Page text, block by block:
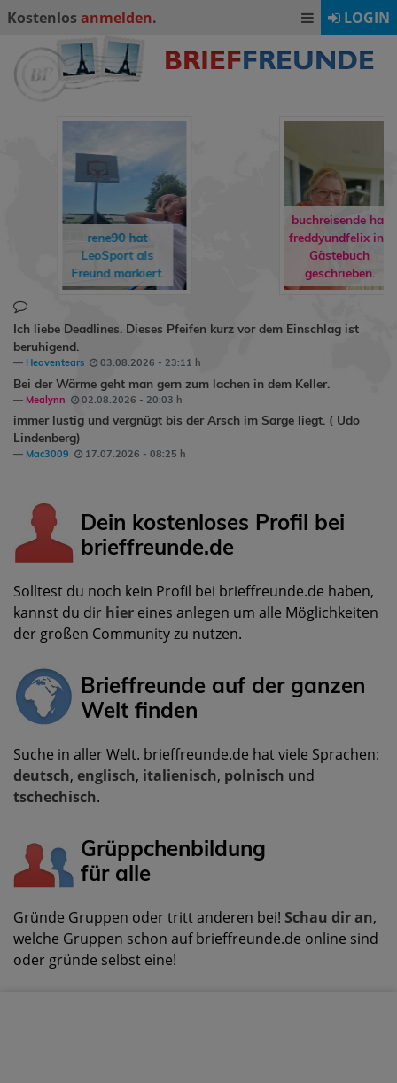
Kostenlos anmelden. LOGIN
rene90hat
LeoSportals
Freund markiert.
buchreisende hat
freddyundfelix ins
Gästebuch
geschrieben.
Ich liebe Deadlines. Dieses Pfeifen kurz vor dem Einschlag ist
beruhigend.
Heaventears 03.08.2026 - 23:11 h
Bei der Wärme geht man gern zum lachen in dem Keller.
Mealynn 02.08.2026 - 20:03 h
immer lustig und vergnügt bis der Arsch im Sarge liegt. ( Udo
Lindenberg)
Mac3009 17.07.2026 - 08:25 h
Dein kostenloses Profil bei
brieffreunde.de
Solltest du noch kein Profil bei brieffreunde.de haben,
kannst du dir hier eines anlegen um alle Möglichkeiten
der großen Community zu nutzen.
Brieffreunde auf der ganzen
Welt finden
Suche in aller Welt. brieffreunde.de hat viele Sprachen:
deutsch, englisch, italienisch, polnisch und
tschechisch.
Grüppchenbildung
für alle
Gründe Gruppen oder tritt anderen bei! Schau dir an,
welche Gruppen schon auf brieffreunde.de online sind
oder gründe selbst eine!